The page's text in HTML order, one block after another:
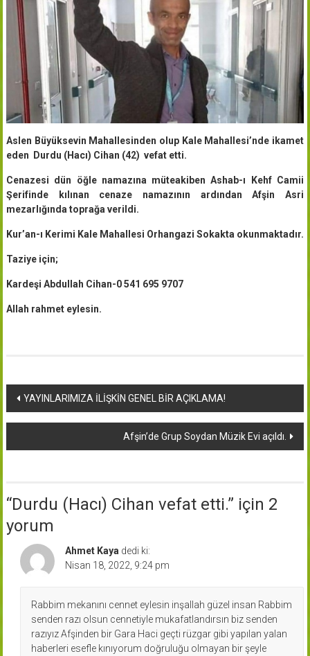
Aslen Büyüksevin Mahallesinden olup Kale Mahallesi’nde ikamet
eden Durdu (Hacı) Cihan (42) vefat etti.
Cenazesi dün öğle namazına müteakiben Ashab-ı Kehf Camii
Şerifinde kılınan cenaze namazının ardından Afşin Asri
mezarlığında toprağa verildi.
Kur’an-ı Kerimi Kale Mahallesi Orhangazi Sokakta okunmaktadır.
Taziye için;
Kardeşi Abdullah Cihan-0 541 695 9707
Allah rahmet eylesin.
Yazı
dolaşımı
YAYINLARIMIZA İLİŞKİN GENEL BİR AÇIKLAMA!
Afşin’de Grup Soydan Müzik Evi açıldı.
“Durdu (Hacı) Cihan vefat etti.” için 2
yorum
Ahmet Kaya dedi ki:
Nisan 18, 2022, 9:24 pm
Rabbim mekanını cennet eylesin inşallah güzel insan Rabbim
senden razı olsun cennetiyle mukafatlandırsın biz senden
razıyız Afşinden bir Gara Haci geçti rüzgar gibi yapılan yalan
haberleri esefle kınıyorum doğruluğu olmayan bir şeyle